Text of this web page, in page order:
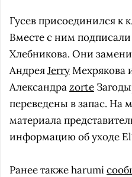
Гусев присоединился к
Вместе с ним
Хлебникова. Они
АндреяJerryМехрякова
Александраzorte
переведены в запас. На
материала
информацию об уходе
Ранее также harumi